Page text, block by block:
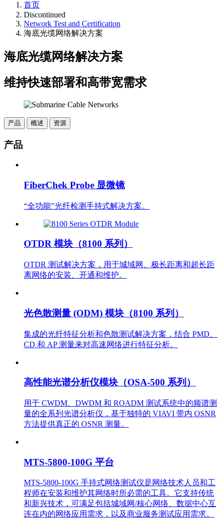
首页
Discontinued
Network Test and Certification
海底光缆网络解决方案
海底光缆网络解决方案
维持快速部署和高带宽需求
产品 概述 资源
产品
FiberChek Probe 显微镜
“全功能”光纤检测手持式解决方案。
OTDR 模块（8100 系列）
OTDR 测试解决方案，用于城域网、极长距离和超长距
离网络的安装、开通和维护。
光色散测量 (ODM) 模块（8100 系列）
集成的光纤特征分析和色散测试解决方案，结合 PMD、
CD 和 AP 测量来对高速网络进行特征分析。
高性能光谱分析仪模块（OSA-500 系列）
用于 CWDM、DWDM 和 ROADM 测试系统中的频谱测
量的全系列光谱分析仪，基于独特的 VIAVI 带内 OSNR
方法提供真正的 OSNR 测量。
MTS-5800-100G 平台
MTS-5800-100G 手持式网络测试仪是网络技术人员和工
程师在安装和维护其网络时所必需的工具。它支持传统
和新兴技术，可满足包括城域网/核心网络、数据中心互
连在内的网络应用需求，以及商业服务测试应用需求。